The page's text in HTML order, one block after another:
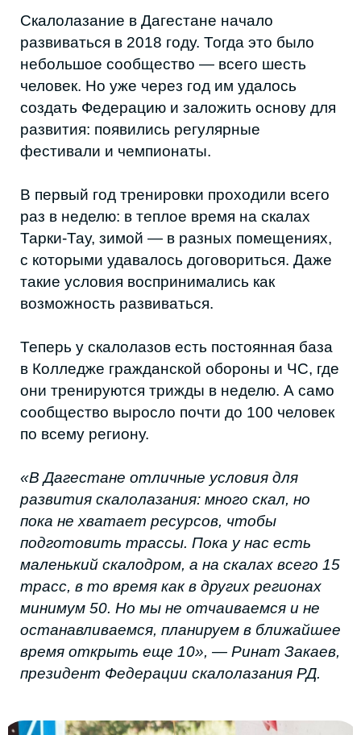
такие условия воспринимались как
возможность развиваться.
Теперь у скалолазов есть постоянная база
в Колледже гражданской обороны и ЧС, где
они тренируются трижды в неделю. А само
сообщество выросло почти до 100 человек
по всему региону.
развития скалолазания: много скал, но
пока не хватает ресурсов, чтобы
подготовить трассы. Пока у нас есть
маленький скалодром, а на скалах всего 15
трасс, в то время как в других регионах
минимум 50. Но мы не отчаиваемся и не
останавливаемся, планируем в ближайшее
время открыть еще 10», — Ринат Закаев,
Ринат проводит тренировки по
группах пока нет. Можно прийти на разовую
тренировку, чтобы попробовать себя в
новом виде спорта и, если понравится,
скалах Тарки-Тау, куда тоже можно прийти,